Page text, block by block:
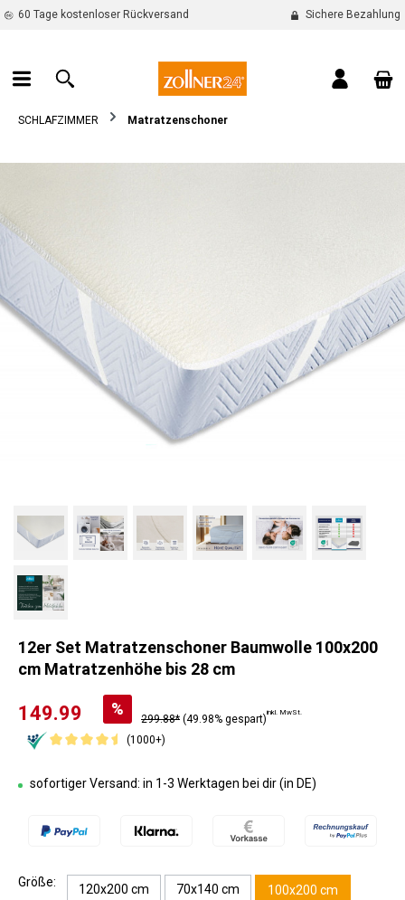
springen
60 Tage kostenloser Rückversand Sichere Bezahlung
SCHLAFZIMMER Matratzenschoner
12er Set Matratzenschoner Baumwolle 100x200
cm Matratzenhöhe bis 28 cm
149.99 %
299.88* (49.98% gespart)
inkl. MwSt.
(1000+)
sofortiger Versand: in 1-3 Werktagen bei dir (in DE)
Größe: 120x200 cm 70x140 cm 100x200 cm